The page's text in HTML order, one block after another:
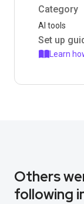
Category
AI tools
Set up
Learn
Others
following